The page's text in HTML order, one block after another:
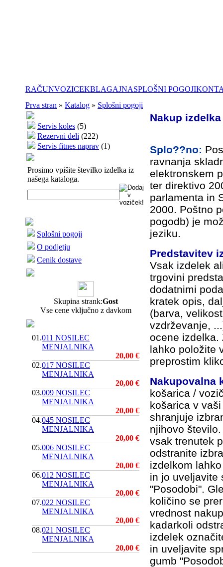
RAČUNVOZICEKBLAGAJNASPLOŠNI POGOJI
Prva stran » Katalog » Splošni pogoji
Servis koles (5)
Rezervni deli (222)
Servis fitnes naprav (1)
Prosimo vpišite številko izdelka iz
našega kataloga.
Splošni pogoji
O podjetju
Cenik dostave
Skupina strank:Gost
Vse cene vključno z davkom
01.011 NOSILEC
MENJALNIKA
20,00 €
02.017 NOSILEC
MENJALNIKA
20,00 €
03.009 NOSILEC
MENJALNIKA
20,00 €
04.045 NOSILEC
MENJALNIKA
20,00 €
05.006 NOSILEC
MENJALNIKA
20,00 €
06.012 NOSILEC
MENJALNIKA
20,00 €
07.022 NOSILEC
MENJALNIKA
20,00 €
08.021 NOSILEC
MENJALNIKA
20,00 €
Nakup
Splo??no:
ravnanja
elektronskem
ter direktivo
parlamenta in
2000. Poštno
pogodb) je
jeziku.
Predstavitev
Vsak izdelek
trgovini
dodatnimi
kratek opis,
(barva,
vzdrževanje,
ocene izdelka.
lahko položite
preprostim
Nakupovalna
košarica /
košarica v
shranjuje
njihovo
vsak trenutek
odstranite
izdelkom
in jo uveljavite
"Posodobi".
količino se
vrednost
kadarkoli
izdelek
in uveljavite
gumb